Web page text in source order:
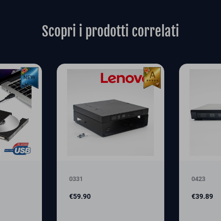
Scopri i prodotti correlati
0331
Price
€59.90
0423
Price
€39.89